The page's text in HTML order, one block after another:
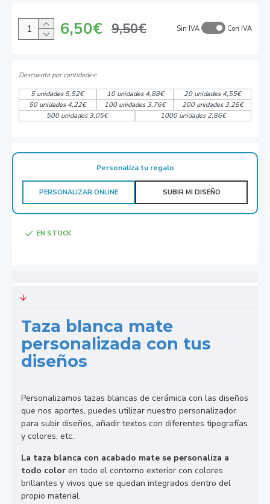
6,50€ 9,50€ Sin IVA Con IVA
5 unidades 5,52€ 10 unidades 4,88€
20 unidades 4,55€
50 unidades 4,22€
100 unidades 3,76€
200 unidades 3,25€
500 unidades 3,05€
1000 unidades 2,86€
EN STOCK
Personaliza tu regalo
PERSONALIZAR ONLINE SUBIR MI DISEÑO
Taza blanca mate
personalizada con tus
diseños
Personalizamos tazas blancas de cerámica con las diseños
que nos aportes, puedes utilizar nuestro personalizador
para subir diseños, añadir textos con diferentes tipografías
y colores, etc.
La taza blanca con acabado mate se personaliza a
todo color en todo el contorno exterior con colores
brillantes y vivos que se quedan integrados dentro del
propio material.